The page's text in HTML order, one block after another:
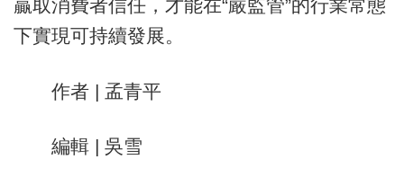
贏取消費者信任，才能在“嚴監管”的行業常態
下實現可持續發展。
作者 | 孟青平
編輯 | 吳雪